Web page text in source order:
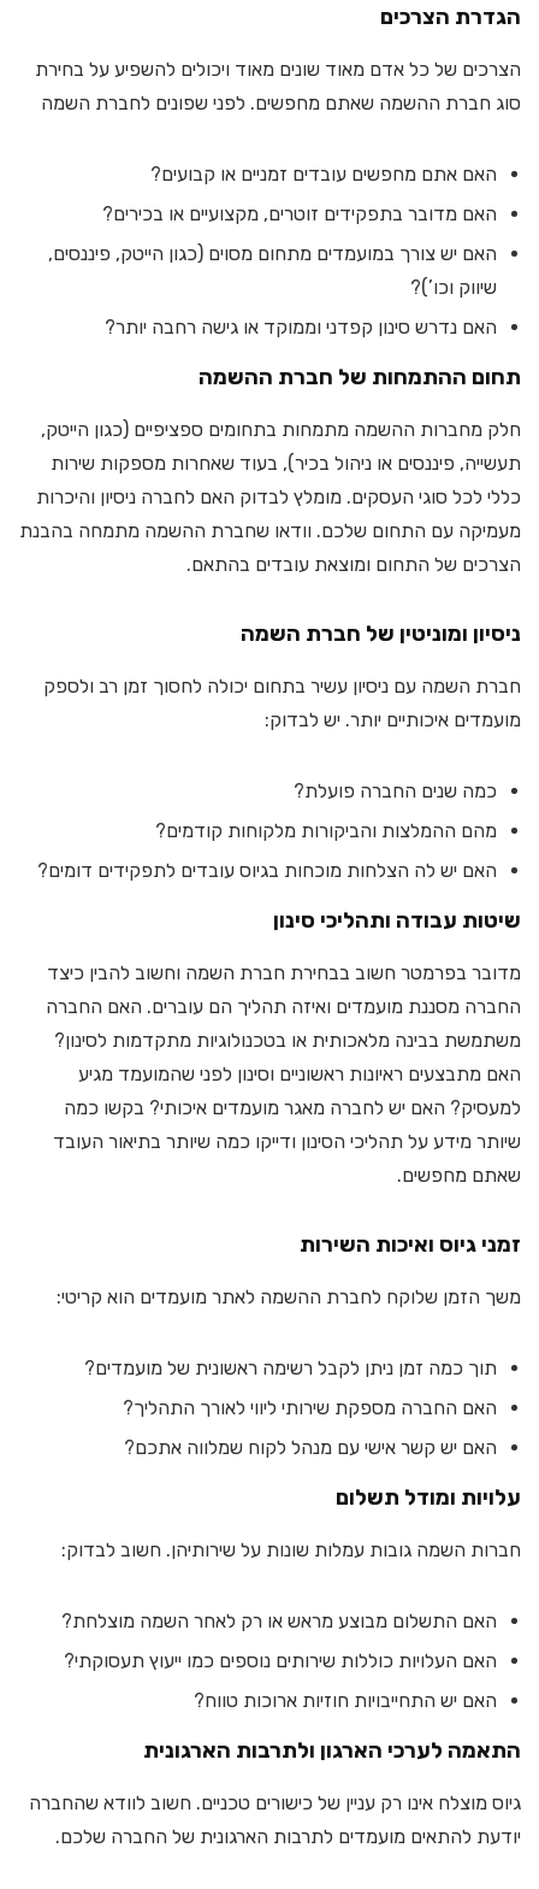
הגדרת הצרכים
הצרכים של כל אדם מאוד שונים מאוד ויכולים להשפיע על בחירת
סוג חברת ההשמה שאתם מחפשים. לפני שפונים לחברת השמה
האם אתם מחפשים עובדים זמניים או קבועים?
האם מדובר בתפקידים זוטרים, מקצועיים או בכירים?
האם יש צורך במועמדים מתחום מסוים (כגון הייטק, פיננסים,
שיווק וכו’)?
האם נדרש סינון קפדני וממוקד או גישה רחבה יותר?
תחום ההתמחות של חברת ההשמה
חלק מחברות ההשמה מתמחות בתחומים ספציפיים (כגון הייטק,
תעשייה, פיננסים או ניהול בכיר), בעוד שאחרות מספקות שירות
כללי לכל סוגי העסקים. מומלץ לבדוק האם לחברה ניסיון והיכרות
מעמיקה עם התחום שלכם. וודאו שחברת ההשמה מתמחה בהבנת
הצרכים של התחום ומוצאת עובדים בהתאם.
ניסיון ומוניטין של חברת השמה
חברת השמה עם ניסיון עשיר בתחום יכולה לחסוך זמן רב ולספק
מועמדים איכותיים יותר. יש לבדוק:
כמה שנים החברה פועלת?
מהם ההמלצות והביקורות מלקוחות קודמים?
האם יש לה הצלחות מוכחות בגיוס עובדים לתפקידים דומים?
שיטות עבודה ותהליכי סינון
מדובר בפרמטר חשוב בבחירת חברת השמה וחשוב להבין כיצד
החברה מסננת מועמדים ואיזה תהליך הם עוברים. האם החברה
משתמשת בבינה מלאכותית או בטכנולוגיות מתקדמות לסינון?
האם מתבצעים ראיונות ראשוניים וסינון לפני שהמועמד מגיע
למעסיק? האם יש לחברה מאגר מועמדים איכותי? בקשו כמה
שיותר מידע על תהליכי הסינון ודייקו כמה שיותר בתיאור העובד
שאתם מחפשים.
זמני גיוס ואיכות השירות
משך הזמן שלוקח לחברת ההשמה לאתר מועמדים הוא קריטי:
תוך כמה זמן ניתן לקבל רשימה ראשונית של מועמדים?
האם החברה מספקת שירותי ליווי לאורך התהליך?
האם יש קשר אישי עם מנהל לקוח שמלווה אתכם?
עלויות ומודל תשלום
חברות השמה גובות עמלות שונות על שירותיהן. חשוב לבדוק:
האם התשלום מבוצע מראש או רק לאחר השמה מוצלחת?
האם העלויות כוללות שירותים נוספים כמו ייעוץ תעסוקתי?
האם יש התחייבויות חוזיות ארוכות טווח?
התאמה לערכי הארגון ולתרבות הארגונית
גיוס מוצלח אינו רק עניין של כישורים טכניים. חשוב לוודא שהחברה
יודעת להתאים מועמדים לתרבות הארגונית של החברה שלכם.